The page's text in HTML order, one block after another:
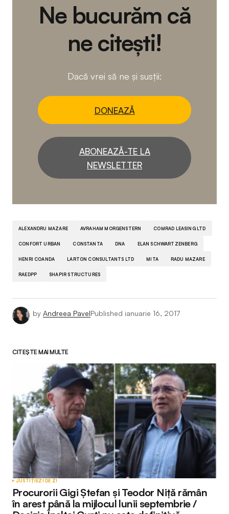
Ne bucurăm că
ne citești!
Dacă vrei să ne și susții:
DONEAZĂ
ABONEAZĂ-TE LA
NEWSLETTER
ALEXANDRU MAZARE AVRAHAM MORGENSTERN COMRAD LEASING LTD
CONFORT URBAN CONSTANTA DNA ELAN SCHWARTZENBERG
HENRI COANDA LARTON CONSULTANTS LTD MITA RADU MAZARE
RAEDPP SHAPIR STRUCTURES
by Andreea PavelPublished ianuarie 16, 2017
CITEȘTE MAI MULTE
JUSTIȚIEZI DE ZI
Procurorii Gigi Ștefan și Teodor Niță rămân
în arest până la mijlocul lunii septembrie /